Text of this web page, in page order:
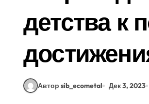
детства к
Автор sib_ecometal Дек 3, 2023